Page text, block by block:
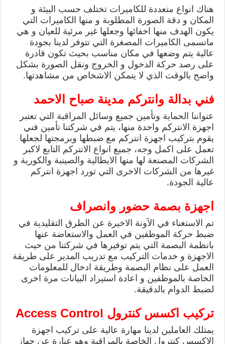
هناك انواع متعددة للكاميرات تختلف حسب البيئة و
المكان و دقة الصورة المطلوبة و منها الكاميرات التي
يكون الهدف منها اخفائها وجعلها غير مرئية للعيان و هي
ماتسمى الكاميرات المصغرة التي تتوفر لدينا بجودة
عالية يتم وضعها في مكان مناسب بحيث تكون قادرة
على رصد حركة الدخول و الخروج ونقل الصورة بشكل
واضح بالوقت الذي لا يتمكن الاشخاص من مشاهدتها.
فني بدالة وانتركم مدينة صباح الاحمد
عنواننا الحماية وتأمين جميع وسائل المراقبة التي تعتبر
اجهزة الانتركم واحدة منها، يتم في شركتنا تأمين فني
يقوم بتركيب اجهزة انتركم مع ضبطها وبرمجتها لجعلها
تعمل على اكمل وجه، جميع انواع الانتركم التابع لاكبر
الشركات المصنعة لها منها الايطالية والصينبة والكورية و
غيرها من الشركات الاخرى التي تورد اجهزة انتركم
عالية الجودة.
اجهزة بصمة حضور وانصراف
تم الاستغناء في الآونة الاخيرة عن الطرق التقليدية في
ضبط حركة الموظفين في العمل والاستعاضة عنها
بانظمة البصمة التي يتم توفيرها في شركتنا من حيث
الاجهزة و خدمات التركيب مع تدريب المدير على طريقة
العمل على نظام البصمة وطريقة ادخال للمعلومات
الخاصة بالموظفين و اعادة استيراد البيانات مرة اخرى
لضبط الدوام بالدقيقة.
تركيب اكسس كنترول Access Control
يمتلك العاملين لدينا مهارة عالية على تركيب اجهزة
الاكسس كنترول الخاصة بالمراقبة وهو عبارة عن جهاز